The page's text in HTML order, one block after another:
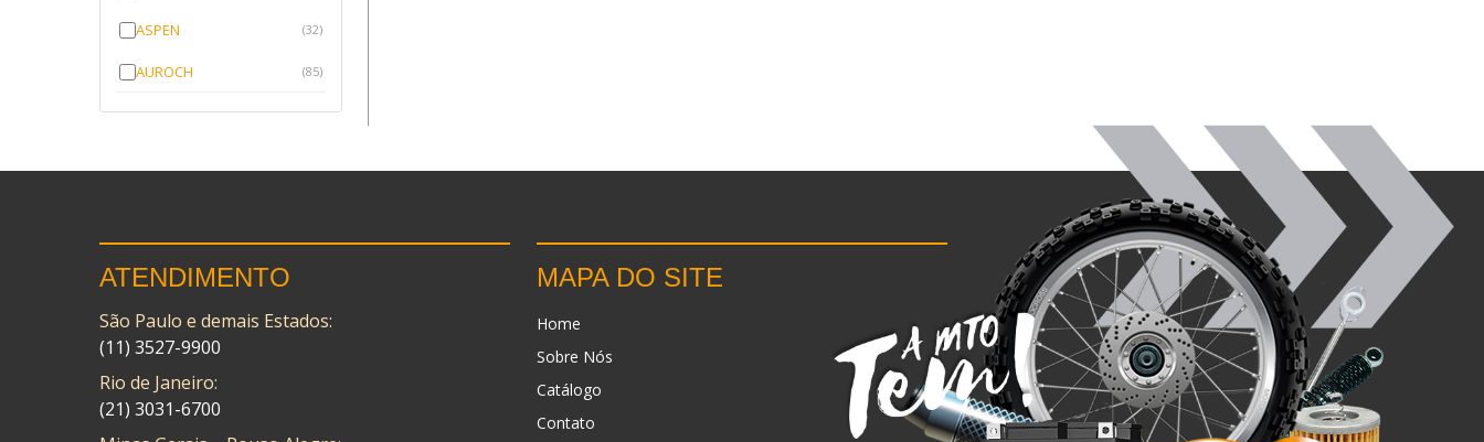
ASPEN (32)
AUROCH (85)
AURORENSE (143)
CAWU (10)
CISER
CMP (10)
COMETA
ATENDIMENTO
São Paulo e demais Estados:
(11) 3527-9900
Rio de Janeiro:
(21) 3031-6700
MAPA DO SITE
Home
Sobre Nós
Catálogo
Contato